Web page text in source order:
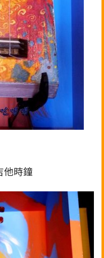
他時鐘